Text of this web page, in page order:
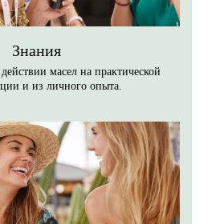
Знания
масел на практической
и из личного опыта.